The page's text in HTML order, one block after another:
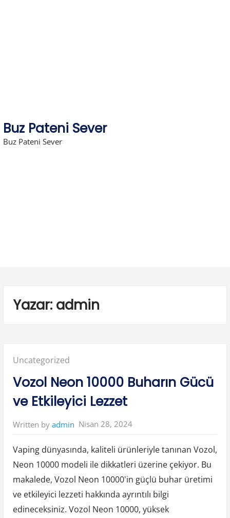
Buz Pateni Sever
Buz Pateni Sever
Yazar: admin
Posted
in:
Uncategorized
Vozol Neon 10000 Buharın Gücü
ve Etkileyici Lezzet
Written by admin Nisan 28, 2024
Vaping dünyasında, kaliteli ürünleriyle tanınan Vozol,
Neon 10000 modeli ile dikkatleri üzerine çekiyor. Bu
makalede, Vozol Neon 10000'in güçlü buhar üretimi
ve etkileyici lezzeti hakkında ayrıntılı bilgi
edineceksiniz. Vozol Neon 10000, yüksek